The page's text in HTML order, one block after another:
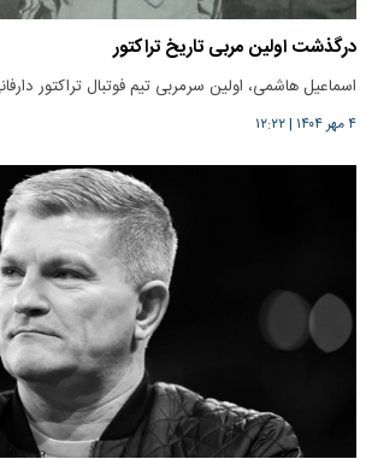
درگذشت اولین مربی تاریخ تراکتور
اسماعیل هاشمی، اولین سرمربی تیم فوتبال تراکتور
۴ مهر ۱۴۰۴ |۱۲:۲۲